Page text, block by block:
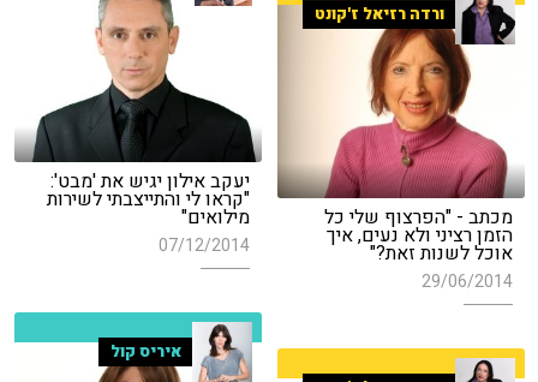
יעקב אילון יגיש את 'מבט':
"קראו לי והתייצבתי לשירות
מילואים"
07/12/2014
ורדה רזיאל ז'קונט
מכתב - "הפרצוף שלי כל
הזמן רציני ולא נעים, איך
אוכל לשנות זאת?"
29/06/2014
איריס קול